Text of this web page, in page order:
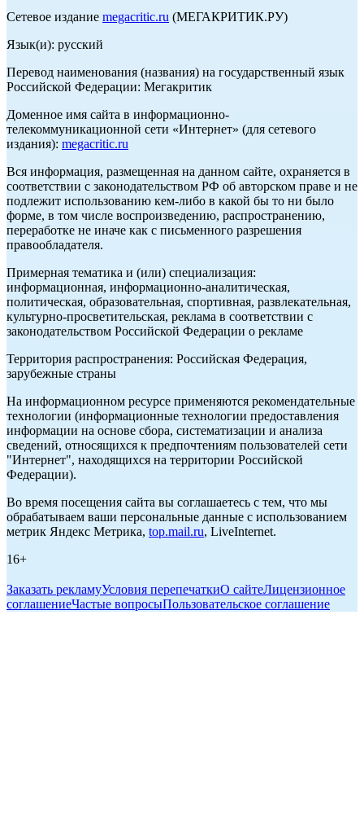
Сетевое издание megacritic.ru (МЕГАКРИТИК.РУ)
Язык(и): русский
Перевод наименования (названия) на государственный язык
Российской Федерации: Мегакритик
Доменное имя сайта в информационно-
телекоммуникационной сети «Интернет» (для сетевого
издания): megacritic.ru
Вся информация, размещенная на данном сайте, охраняется в
соответствии с законодательством РФ об авторском праве и не
подлежит использованию кем-либо в какой бы то ни было
форме, в том числе воспроизведению, распространению,
переработке не иначе как с письменного разрешения
правообладателя.
Примерная тематика и (или) специализация:
информационная, информационно-аналитическая,
политическая, образовательная, спортивная, развлекательная,
культурно-просветительская, реклама в соответствии с
законодательством Российской Федерации о рекламе
Территория распространения: Российская Федерация,
зарубежные страны
На информационном ресурсе применяются рекомендательные
технологии (информационные технологии предоставления
информации на основе сбора, систематизации и анализа
сведений, относящихся к предпочтениям пользователей сети
"Интернет", находящихся на территории Российской
Федерации).
Во время посещения сайта вы соглашаетесь с тем, что мы
обрабатываем ваши персональные данные с использованием
метрик Яндекс Метрика, top.mail.ru, LiveInternet.
16+
Заказать рекламуУсловия перепечаткиО сайтеЛицензионное
соглашениеЧастые вопросыПользовательское соглашение